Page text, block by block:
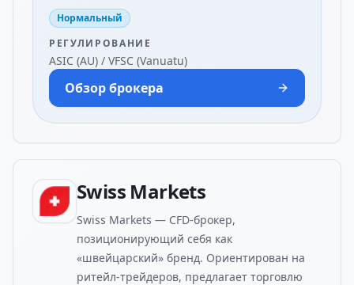
Нормальный
РЕГУЛИРОВАНИЕ
ASIC (AU) / VFSC (Vanuatu)
Обзор брокера
Swiss Markets
Swiss Markets — CFD-брокер,
позиционирующий себя как
«швейцарский» бренд. Ориентирован на
ритейл-трейдеров, предлагает торговлю